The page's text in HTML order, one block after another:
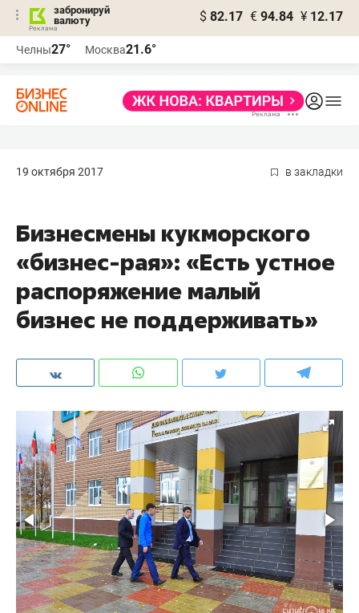
забронируй
валюту
$ 82.17 € 94.84 ¥ 12.17
Челны27° Москва21.6°
19 октября 2017 в закладки
Бизнесмены кукморского
«бизнес-рая»: «Есть устное
распоряжение малый
бизнес не поддерживать»